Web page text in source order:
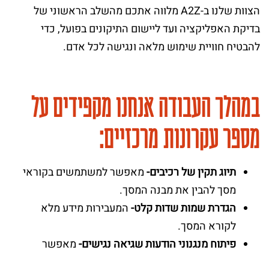
הצוות שלנו ב-A2Z מלווה אתכם מהשלב הראשוני של
בדיקת האפליקציה ועד ליישום התיקונים בפועל, כדי
להבטיח חוויית שימוש מלאה ונגישה לכל אדם.
במהלך העבודה אנחנו מקפידים על
מספר עקרונות מרכזיים:
תיוג תקין של רכיבים-מאפשר למשתמשים בקוראי
מסך להבין את מבנה המסך.
הגדרת שמות שדות קלט-המעבירות מידע מלא
לקורא המסך.
פיתוח מנגנוני הודעות שגיאה נגישים-מאפשר